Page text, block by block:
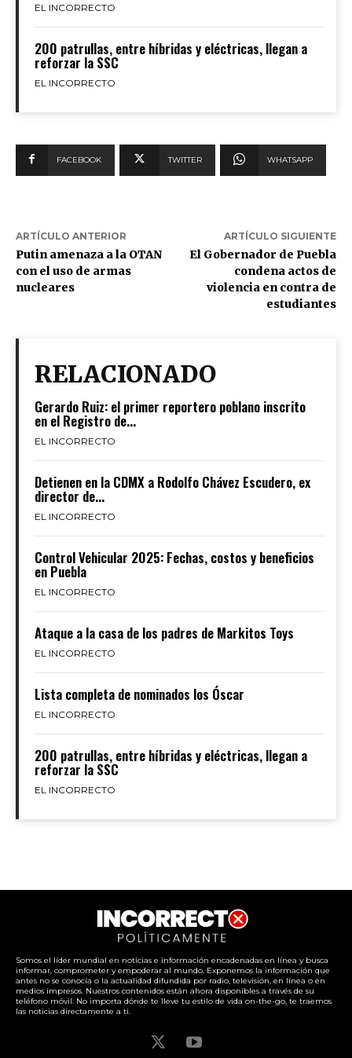
EL INCORRECTO
200 patrullas, entre híbridas y eléctricas, llegan a
reforzar la SSC
EL INCORRECTO
FACEBOOK TWITTER WHATSAPP
ARTÍCULO ANTERIOR
Putin amenaza a la OTAN
con el uso de armas
nucleares
ARTÍCULO SIGUIENTE
El Gobernador de Puebla
condena actos de
violencia en contra de
estudiantes
RELACIONADO
Gerardo Ruiz: el primer reportero poblano inscrito
en el Registro de...
EL INCORRECTO
Detienen en la CDMX a Rodolfo Chávez Escudero, ex
director de...
EL INCORRECTO
Control Vehicular 2025: Fechas, costos y beneficios
en Puebla
EL INCORRECTO
Ataque a la casa de los padres de Markitos Toys
EL INCORRECTO
Lista completa de nominados los Óscar
EL INCORRECTO
200 patrullas, entre híbridas y eléctricas, llegan a
reforzar la SSC
EL INCORRECTO
Somos el líder mundial en noticias e información encadenadas en línea y busca
informar, comprometer y empoderar al mundo. Exponemos la información que
antes no se conocía o la actualidad difundida por radio, televisión, en línea o en
medios impresos. Nuestros contenidos están ahora disponibles a través de su
teléfono móvil. No importa dónde te lleve tu estilo de vida on-the-go, te traemos
las noticias directamente a ti.